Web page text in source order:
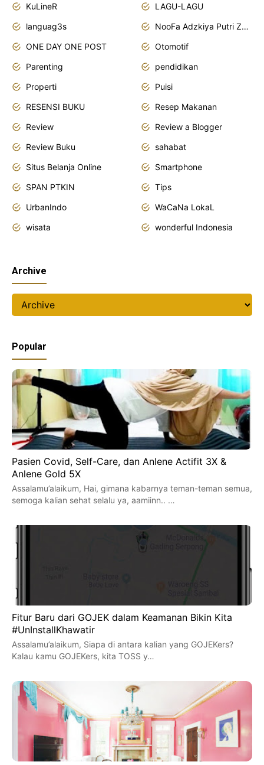
KuLineR
LAGU-LAGU
languag3s
NooFa Adzkiya Putri Zain
ONE DAY ONE POST
Otomotif
Parenting
pendidikan
Properti
Puisi
RESENSI BUKU
Resep Makanan
Review
Review a Blogger
Review Buku
sahabat
Situs Belanja Online
Smartphone
SPAN PTKIN
Tips
UrbanIndo
WaCaNa LokaL
wisata
wonderful Indonesia
Archive
Popular
Pasien Covid, Self-Care, dan Anlene Actifit 3X &
Anlene Gold 5X
Assalamu’alaikum, Hai, gimana kabarnya teman-teman semua,
semoga kalian sehat selalu ya, aamiinn.. …
Fitur Baru dari GOJEK dalam Keamanan Bikin Kita
#UnInstallKhawatir
Assalamu’alaikum, Siapa di antara kalian yang GOJEKers?
Kalau kamu GOJEKers, kita TOSS y…